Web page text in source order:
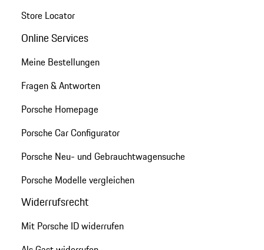
Store Locator
Online Services
Meine Bestellungen
Fragen & Antworten
Porsche Homepage
Porsche Car Configurator
Porsche Neu- und Gebrauchtwagensuche
Porsche Modelle vergleichen
Widerrufsrecht
Mit Porsche ID widerrufen